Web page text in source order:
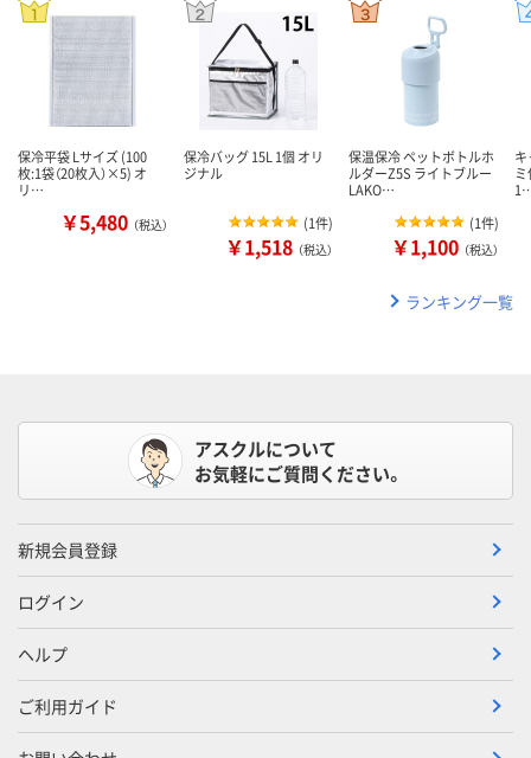
保冷平袋 Lサイズ (100
枚:1袋（20枚入）×5) オ
リ…
￥5,480 （税込）
保冷バッグ 15L 1個 オリ
ジナル
(1件)
￥1,518 （税込）
保温保冷 ペットボトルホ
ルダーZ5S ライトブルー
LAKO…
(1件)
￥1,100 （税込）
ランキング一覧
アスクルについて
お気軽にご質問ください。
新規会員登録
ログイン
ヘルプ
ご利用ガイド